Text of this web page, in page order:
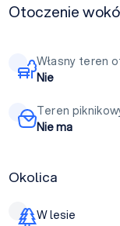
Otoczenie
Własny teren
Nie
Teren
Nie ma
Okolica
W lesie